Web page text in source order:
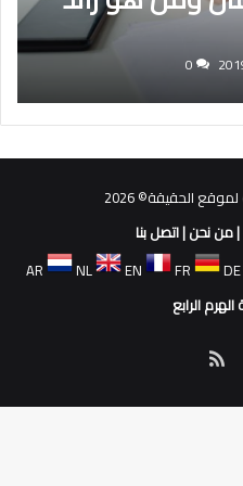
0
الحقيقة© 2026
|من نحن|اتصل بنا
AR
NL EN FR DE
الرابع
فيسبوك
الموقع